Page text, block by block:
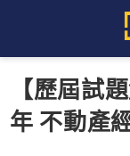
content
【歷屆試
年 不動產